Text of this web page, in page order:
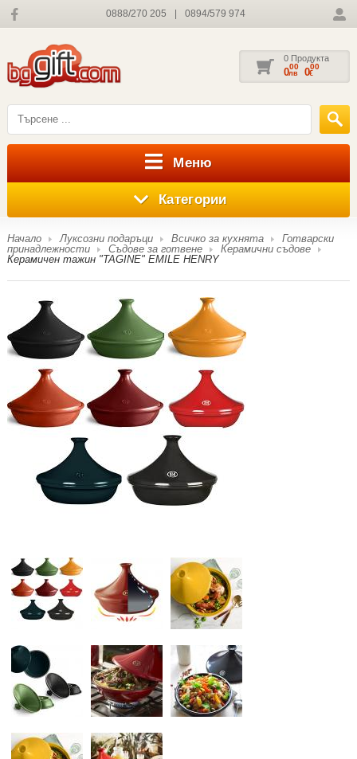
0888/270 205 0894/579 974
0 Продукта
000
лв 000
€
Меню
Категории
Начало Луксозни подаръци Всичко за кухнята
Готварски
принадлежности
Съдове за готвене
Керамични съдове
Керамичен тажин "TAGINE" EMILE HENRY